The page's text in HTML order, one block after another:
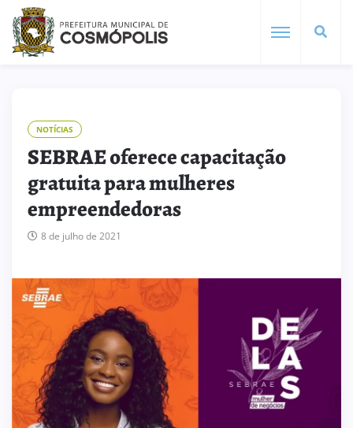
NOTÍCIAS
SEBRAE oferece capacitação
gratuita para mulheres
empreendedoras
8 de julho de 2021